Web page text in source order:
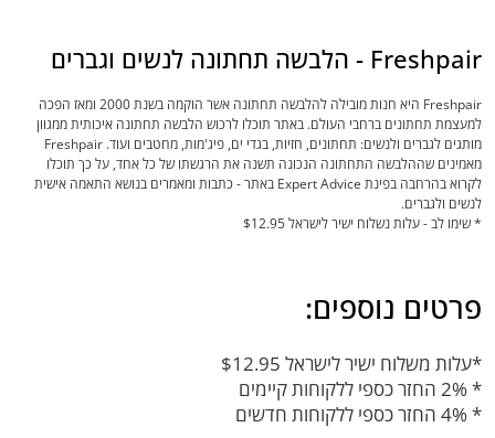
Freshpair - הלבשה תחתונה לנשים וגברים
Freshpair היא חנות מובילה להלבשה תחתונה אשר הוקמה בשנת 2000 ומאז הפכה
למעצמת תחתונים ברחבי העולם. באתר תוכלו לרכוש הלבשה תחתונה איכותית ממגוון
מותגים לגברים ולנשים: תחתונים, חזיות, בגדי ים, פיג'מות, מחטבים ועוד. Freshpair
מאמינים שההלבשה התחתונה הנכונה תשנה את הרגשתו של כל אחד, על כך תוכלו
לקרוא בהרחבה בפינת Expert Advice באתר - כתבות ומאמרים בנושא התאמה אישית
לנשים ולגברים.
* שימו לב - עלות נשלוח ישיר לישראל $12.95
פרטים נוספים:
*עלות משלוח ישיר לישראל $12.95
* 2% החזר כספי ללקוחות קיימים
* 4% החזר כספי ללקוחות חדשים